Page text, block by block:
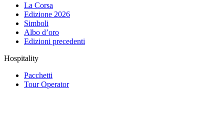
La Corsa
Edizione 2026
Simboli
Albo d’oro
Edizioni precedenti
Hospitality
Pacchetti
Tour Operator